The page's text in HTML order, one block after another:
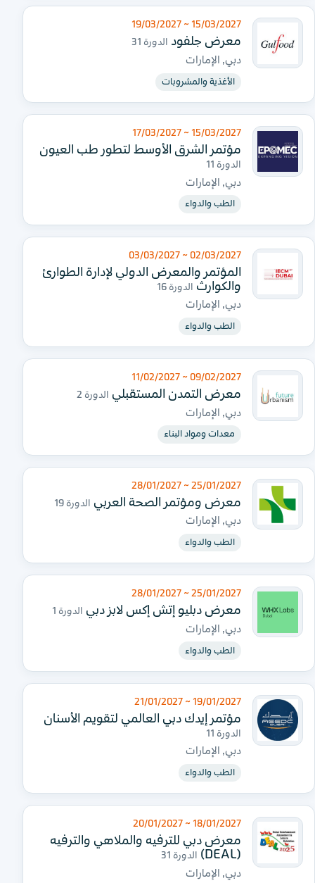
15/03/2027 ~ 19/03/2027
معرض جلفود الدورة 31
دبي, الإمارات
الأغذية والمشروبات
15/03/2027 ~ 17/03/2027
مؤتمر الشرق الأوسط لتطور طب العيون
الدورة 11
دبي, الإمارات
الطب والدواء
02/03/2027 ~ 03/03/2027
المؤتمر والمعرض الدولي لإدارة الطوارئ
والكوارث الدورة 16
دبي, الإمارات
الطب والدواء
09/02/2027 ~ 11/02/2027
معرض التمدن المستقبلي الدورة 2
دبي, الإمارات
معدات ومواد البناء
25/01/2027 ~ 28/01/2027
معرض ومؤتمر الصحة العربي الدورة 19
دبي, الإمارات
الطب والدواء
25/01/2027 ~ 28/01/2027
معرض دبليو إتش إكس لابز دبي الدورة 1
دبي, الإمارات
الطب والدواء
19/01/2027 ~ 21/01/2027
مؤتمر إيدك دبي العالمي لتقويم الأسنان
الدورة 11
دبي, الإمارات
الطب والدواء
18/01/2027 ~ 20/01/2027
معرض دبي للترفيه والملاهي والترفيه
(DEAL) الدورة 31
دبي, الإمارات